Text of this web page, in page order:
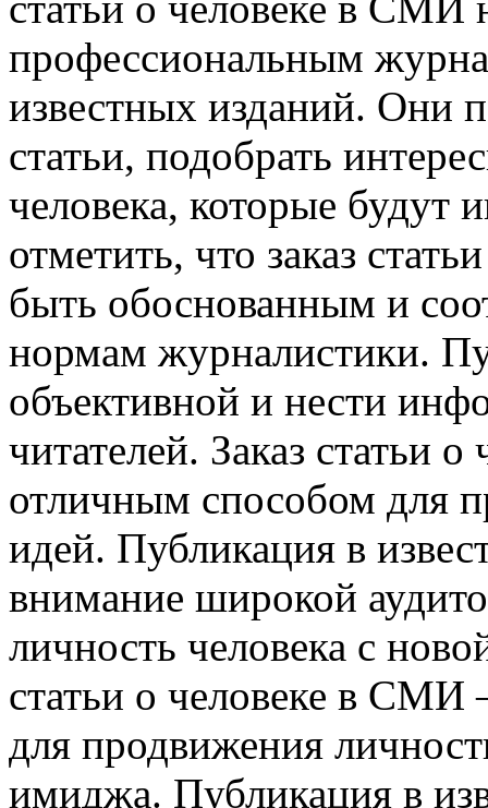
профессиональным
известных изданий. Они
статьи, подобрать
человека, которые будут
отметить, что заказ
быть обоснованным и
нормам журналистики.
объективной и нести
читателей. Заказ статьи
отличным способом для
идей. Публикация в
внимание широкой
личность человека с
статьи о человеке в СМИ
для продвижения
имиджа. Публикация в